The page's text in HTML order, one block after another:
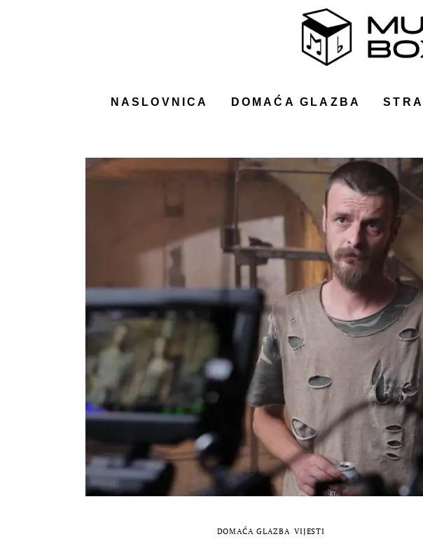
NASLOVNICA DOMAĆA GLAZBA
DOMAĆA GLAZBA VIJESTI